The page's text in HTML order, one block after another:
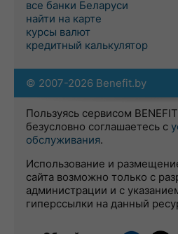
все банки Беларуси
найти на карте
курсы валют
кредитный калькулятор
© 2007-2026 Benefit.by
Пользуясь сервисом
безусловно соглашаетесь с
обслуживания.
Использование и
сайта возможно только с
администрации и с
гиперссылки на данный